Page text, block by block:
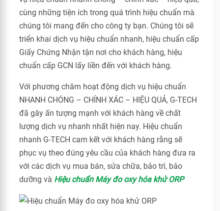
cùng những tiện ích trong quá trình hiệu chuẩn mà
chúng tôi mang đến cho công ty bạn. Chúng tôi sẽ
triển khai dịch vụ hiệu chuẩn nhanh, hiệu chuẩn cấp
Giấy Chứng Nhận tận nơi cho khách hàng, hiệu
chuẩn cấp GCN lấy liền đến với khách hàng.
Với phương châm hoạt động dịch vụ hiệu chuẩn
NHANH CHÓNG – CHÍNH XÁC – HIỆU QUẢ, G-TECH
đã gây ấn tượng mạnh với khách hàng về chất
lượng dịch vụ nhanh nhất hiện nay. Hiệu chuẩn
nhanh G-TECH cam kết với khách hàng rằng sẽ
phục vụ theo đúng yêu cầu của khách hàng đưa ra
với các dịch vụ mua bán, sửa chữa, bảo trì, bảo
dưỡng và Hiệu chuẩn Máy đo oxy hóa khử ORP